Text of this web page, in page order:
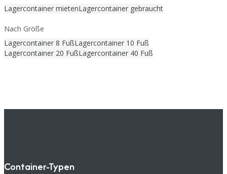
Lagercontainer mietenLagercontainer gebraucht
Nach Größe
Lagercontainer 8 FußLagercontainer 10 Fuß
Lagercontainer 20 FußLagercontainer 40 Fuß
Container-Typen